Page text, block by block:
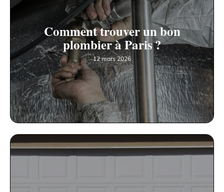
Comment trouver un bon
plombier à Paris ?
12 mars 2026